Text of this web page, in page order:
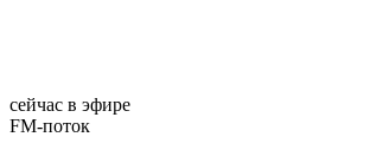
сейчас в эфире
FM-поток